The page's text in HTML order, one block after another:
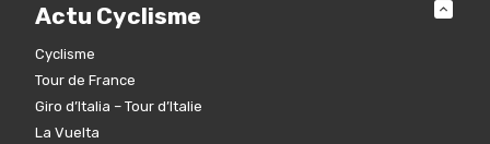
Actu Cyclisme
Cyclisme
Tour de France
Giro d’Italia – Tour d’Italie
La Vuelta